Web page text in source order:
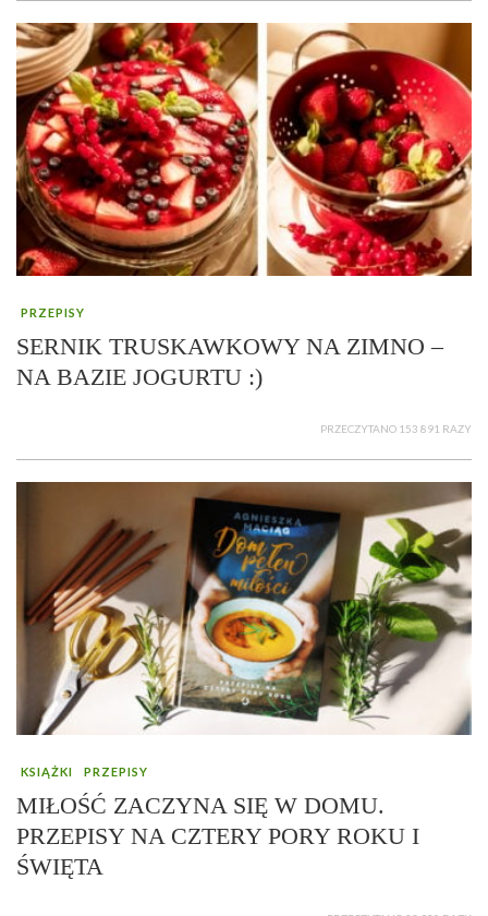
PRZEPISY
SERNIK TRUSKAWKOWY NA ZIMNO –
NA BAZIE JOGURTU :)
PRZECZYTANO 153 891 RAZY
KSIĄŻKI PRZEPISY
MIŁOŚĆ ZACZYNA SIĘ W DOMU.
PRZEPISY NA CZTERY PORY ROKU I
ŚWIĘTA